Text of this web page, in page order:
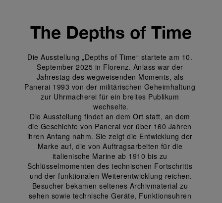
The Depths of Time
Die Ausstellung „Depths of Time“ startete am 10.
September 2025 in Florenz. Anlass war der
Jahrestag des wegweisenden Moments, als
Panerai 1993 von der militärischen Geheimhaltung
zur Uhrmacherei für ein breites Publikum
wechselte.
Die Ausstellung findet an dem Ort statt, an dem
die Geschichte von Panerai vor über 160 Jahren
ihren Anfang nahm. Sie zeigt die Entwicklung der
Marke auf, die von Auftragsarbeiten für die
italienische Marine ab 1910 bis zu
Schlüsselmomenten des technischen Fortschritts
und der funktionalen Weiterentwicklung reichen.
Besucher bekamen seltenes Archivmaterial zu
sehen sowie technische Geräte, Funktionsuhren